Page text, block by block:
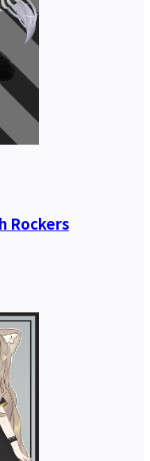
Rockers